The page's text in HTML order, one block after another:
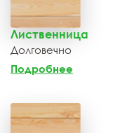
Лиственница
Долговечно
Подробнее